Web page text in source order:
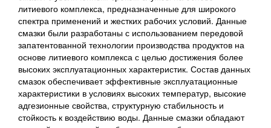
литиевого комплекса, предназначенные для широкого
спектра применений и жестких рабочих условий. Данные
смазки были разработаны с использованием передовой
запатентованной технологии производства продуктов на
основе литиевого комплекса с целью достижения более
высоких эксплуатационных характеристик. Состав данных
смазок обеспечивает эффективные эксплуатационные
характеристики в условиях высоких температур, высокие
адгезионные свойства, структурную стабильность и
стойкость к воздействию воды. Данные смазки обладают